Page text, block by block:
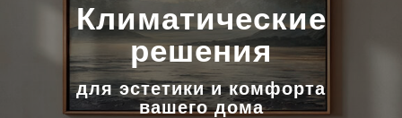
Климатические
решения
для эстетики и комфорта
вашего дома